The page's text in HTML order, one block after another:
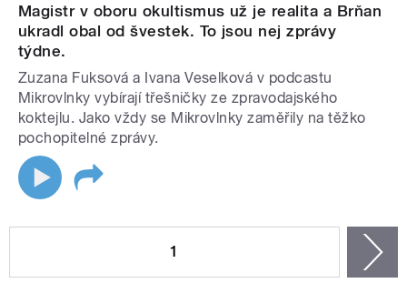
Magistr v oboru okultismus už je realita a Brňan
ukradl obal od švestek. To jsou nej zprávy
týdne.
Zuzana Fuksová a Ivana Veselková v podcastu
Mikrovlnky vybírají třešničky ze zpravodajského
koktejlu. Jako vždy se Mikrovlnky zaměřily na těžko
pochopitelné zprávy.
1